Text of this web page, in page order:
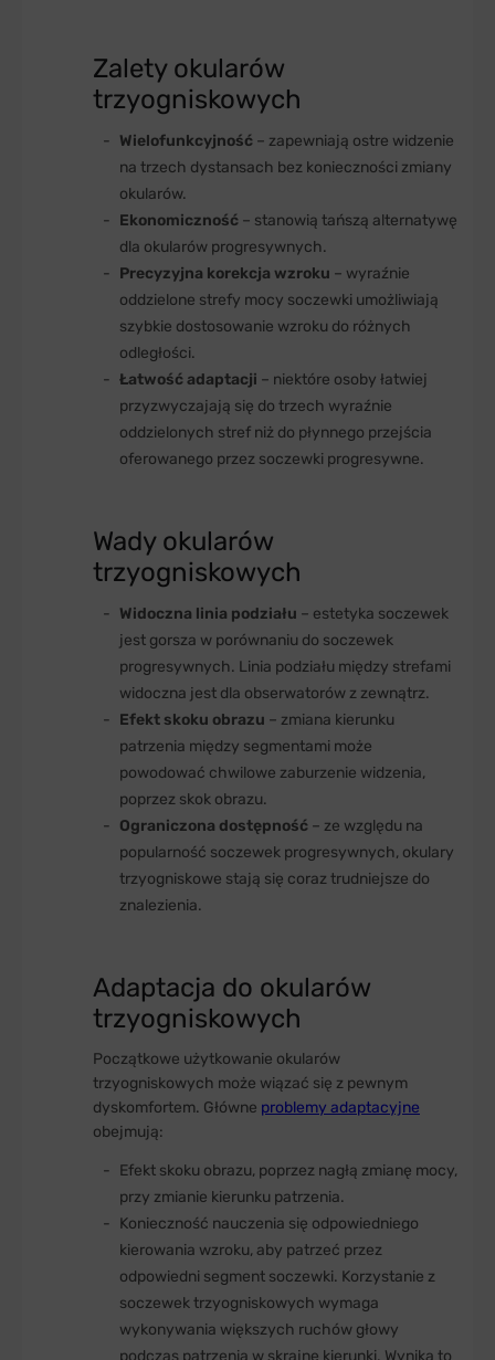
Zalety okularów
trzyogniskowych
Wielofunkcyjność – zapewniają ostre widzenie
na trzech dystansach bez konieczności zmiany
okularów.
Ekonomiczność – stanowią tańszą alternatywę
dla okularów progresywnych.
Precyzyjna korekcja wzroku – wyraźnie
oddzielone strefy mocy soczewki umożliwiają
szybkie dostosowanie wzroku do różnych
odległości.
Łatwość adaptacji – niektóre osoby łatwiej
przyzwyczajają się do trzech wyraźnie
oddzielonych stref niż do płynnego przejścia
oferowanego przez soczewki progresywne.
Wady okularów
trzyogniskowych
Widoczna linia podziału – estetyka soczewek
jest gorsza w porównaniu do soczewek
progresywnych. Linia podziału między strefami
widoczna jest dla obserwatorów z zewnątrz.
Efekt skoku obrazu – zmiana kierunku
patrzenia między segmentami może
powodować chwilowe zaburzenie widzenia,
poprzez skok obrazu.
Ograniczona dostępność – ze względu na
popularność soczewek progresywnych, okulary
trzyogniskowe stają się coraz trudniejsze do
znalezienia.
Adaptacja do okularów
trzyogniskowych
Początkowe użytkowanie okularów
trzyogniskowych może wiązać się z pewnym
dyskomfortem. Główne problemy adaptacyjne
obejmują:
Efekt skoku obrazu, poprzez nagłą zmianę mocy,
przy zmianie kierunku patrzenia.
Konieczność nauczenia się odpowiedniego
kierowania wzroku, aby patrzeć przez
odpowiedni segment soczewki. Korzystanie z
soczewek trzyogniskowych wymaga
wykonywania większych ruchów głowy
podczas patrzenia w skrajne kierunki. Wynika to